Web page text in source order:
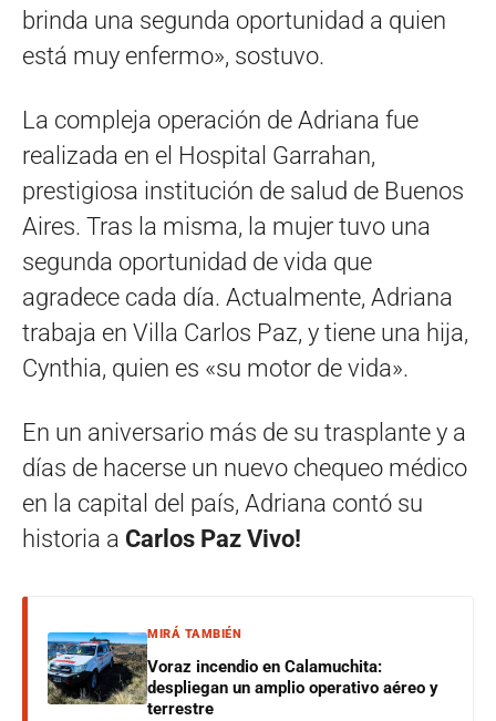
brinda una segunda oportunidad a quien
está muy enfermo», sostuvo.
La compleja operación de Adriana fue
realizada en el Hospital Garrahan,
prestigiosa institución de salud de Buenos
Aires. Tras la misma, la mujer tuvo una
segunda oportunidad de vida que
agradece cada día. Actualmente, Adriana
trabaja en Villa Carlos Paz, y tiene una hija,
Cynthia, quien es «su motor de vida».
En un aniversario más de su trasplante y a
días de hacerse un nuevo chequeo médico
en la capital del país, Adriana contó su
historia a Carlos Paz Vivo!
MIRÁ TAMBIÉN
Voraz incendio en Calamuchita:
despliegan un amplio operativo aéreo y
terrestre